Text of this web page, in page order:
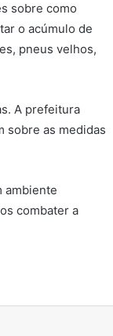
sobre como
o acúmulo de
pneus velhos,
A prefeitura
sobre as medidas
ambiente
combater a